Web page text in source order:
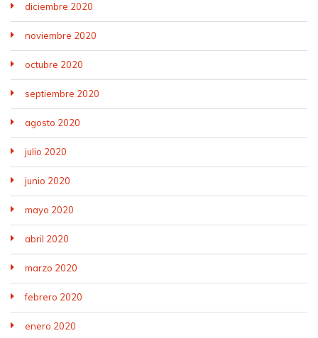
diciembre 2020
noviembre 2020
octubre 2020
septiembre 2020
agosto 2020
julio 2020
junio 2020
mayo 2020
abril 2020
marzo 2020
febrero 2020
enero 2020